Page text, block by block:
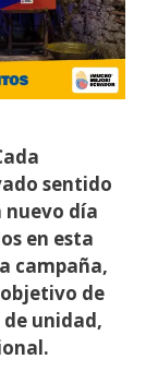
sentido
nuevo día
en esta
campaña,
de
unidad,